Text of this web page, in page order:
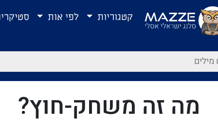
קטגוריות לפי אות
מה זה משחק-חוץ?